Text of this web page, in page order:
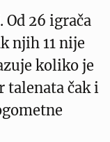
26 igrača
njih 11 nije
koliko je
talenata čak i